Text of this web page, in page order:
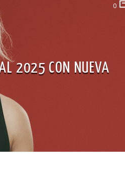
0
2025 CON NUEVA